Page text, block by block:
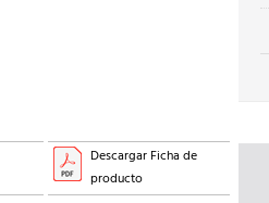
Descargar Ficha de
producto